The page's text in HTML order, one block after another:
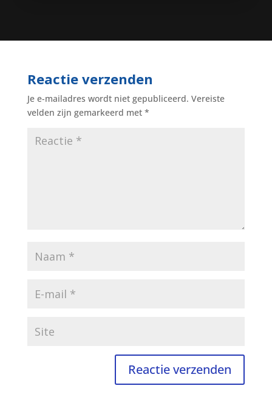
Reactie verzenden
Je e-mailadres wordt niet gepubliceerd. Vereiste
velden zijn gemarkeerd met *